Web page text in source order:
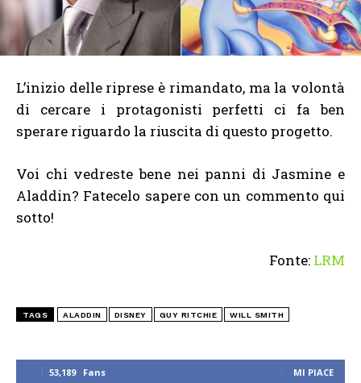
53,189 Fans MI PIACE
L’inizio delle riprese è rimandato, ma la volontà
di cercare i protagonisti perfetti ci fa ben
sperare riguardo la riuscita di questo progetto.
Voi chi vedreste bene nei panni di Jasmine e
Aladdin? Fatecelo sapere con un commento qui
sotto!
Fonte: LRM
TAGS ALADDIN DISNEY GUY RITCHIE WILL SMITH